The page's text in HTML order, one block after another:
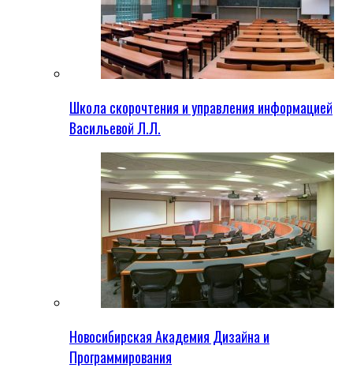
Школа скорочтения и управления информацией
Васильевой Л.Л.
Новосибирская Академия Дизайна и
Программирования